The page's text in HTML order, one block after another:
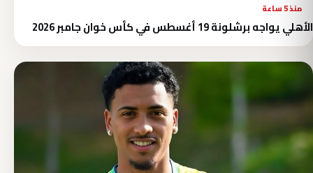
منذ 5 ساعة
الأهلي يواجه برشلونة 19 أغسطس في كأس خوان جامبر 2026